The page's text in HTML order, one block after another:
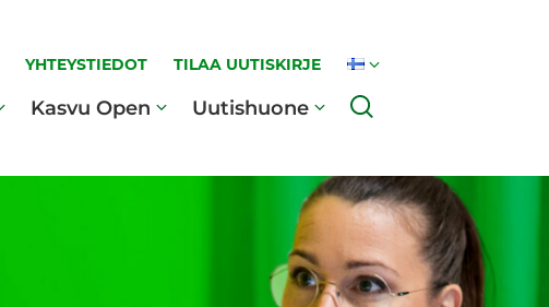
YHTEYSTIEDOT TILAA UUTISKIRJE
Kasvu Open Uutishuone